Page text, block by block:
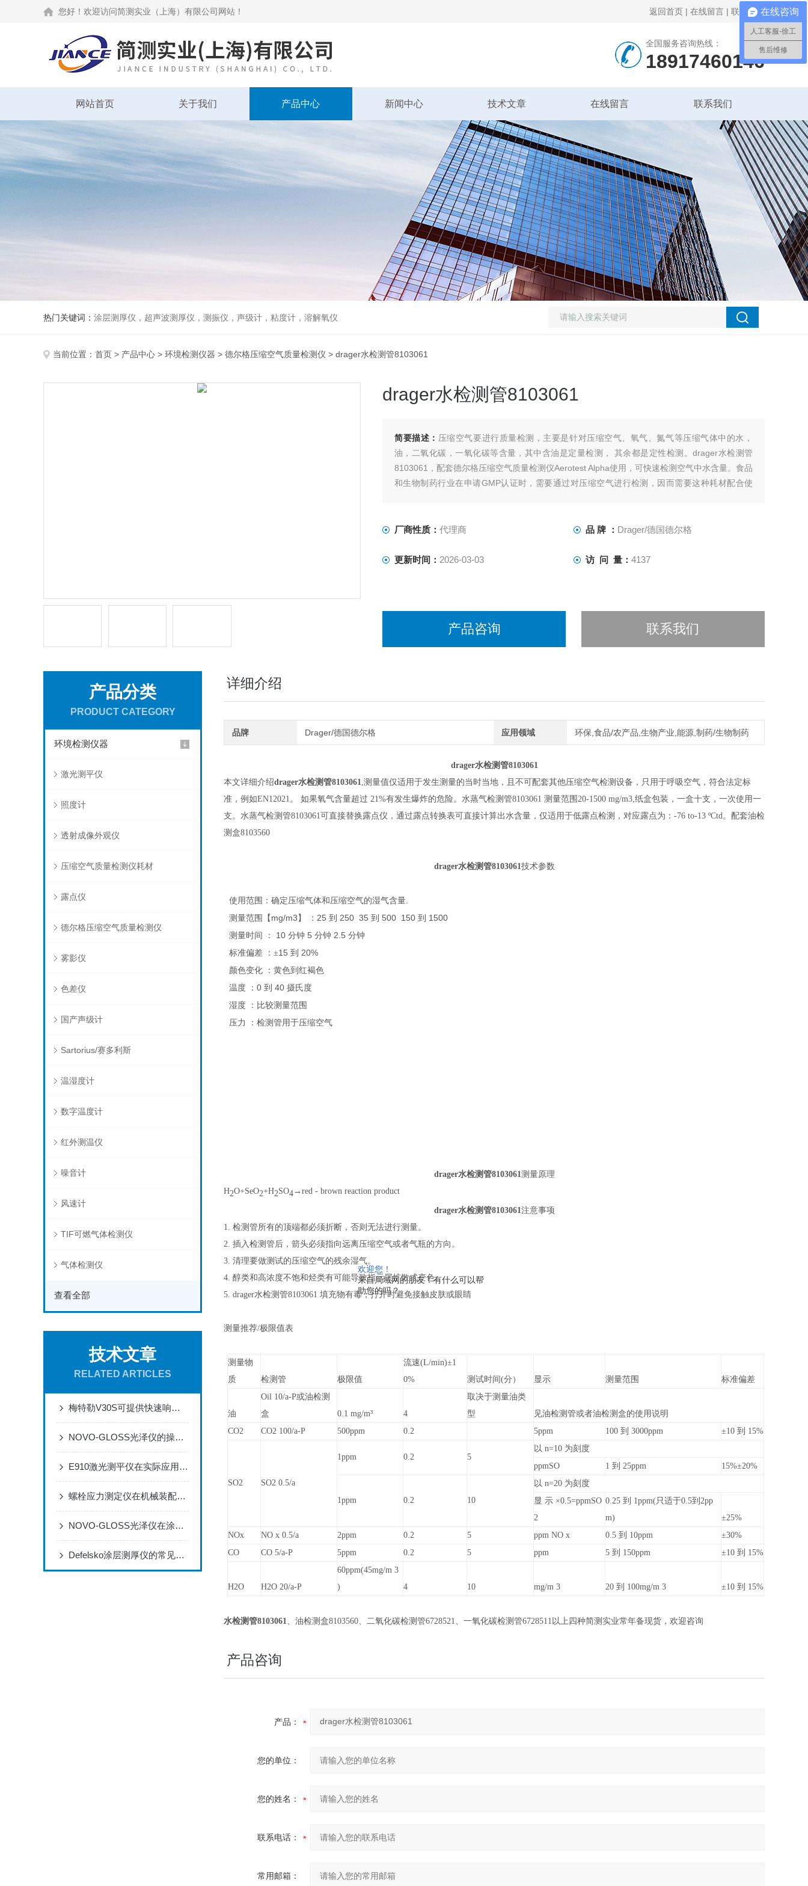
欢迎您！
来自局域网的朋友！有什么可以帮
助您的吗？
您好！欢迎访问简测实业（上海）有限公司网站！ 返回首页 | 在线留言 | 联系我们
全国服务咨询热线：
18917460146
网站首页 关于我们 产品中心 新闻中心 技术文章 在线留言 联系我们
热门关键词： 涂层测厚仪，超声波测厚仪，测振仪，声级计，粘度计，溶解氧仪
当前位置： 首页 > 产品中心 > 环境检测仪器 > 德尔格压缩空气质量检测仪 > drager水检测管8103061
drager水检测管8103061
简要描述： 压缩空气要进行质量检测，主要是针对压缩空气、氧气、氮气等压缩气体中的水，
油，二氧化碳，一氧化碳等含量，其中含油是定量检测， 其余都是定性检测。drager水检测管
8103061，配套德尔格压缩空气质量检测仪Aerotest Alpha使用，可快速检测空气中水含量。食品
和生物制药行业在申请GMP认证时，需要通过对压缩空气进行检测，因而需要这种耗材配合使
厂商性质： 代理商 品 牌 ： Drager/德国德尔格
更新时间： 2026-03-03 访 问 量： 4137
产品咨询 联系我们
产品分类
PRODUCT CATEGORY
环境检测仪器
激光测平仪
照度计
透射成像外观仪
压缩空气质量检测仪耗材
露点仪
德尔格压缩空气质量检测仪
雾影仪
色差仪
国产声级计
Sartorius/赛多利斯
温湿度计
数字温度计
红外测温仪
噪音计
风速计
TIF可燃气体检测仪
气体检测仪
查看全部
技术文章
RELATED ARTICLES
梅特勒V30S可提供快速响应的质量测量通道
NOVO-GLOSS光泽仪的操作与运维规范
E910激光测平仪在实际应用场景中的作用体现
螺栓应力测定仪在机械装配过程中的作用
NOVO-GLOSS光泽仪在涂料生产和检测过程中的应用
Defelsko涂层测厚仪的常见应用有哪些？
详细介绍
品牌 Drager/德国德尔格 应用领域 环保,食品/农产品,生物产业,能源,制药/生物制药
drager水检测管8103061
本文详细介绍drager水检测管8103061,测量值仅适用于发生测量的当时当地，且不可配套其他压缩空气检测设备，只用于呼吸空气，符合法定标
准，例如EN12021。 如果氧气含量超过 21%有发生爆炸的危险。水蒸气检测管8103061 测量范围20-1500 mg/m3,纸盒包装，一盒十支，一次使用一
支。水蒸气检测管8103061可直接替换露点仪，通过露点转换表可直接计算出水含量，仅适用于低露点检测，对应露点为：-76 to-13 ºCtd。配套油检
测盒8103560
drager水检测管8103061技术参数
使用范围 ： 确定压缩气体和压缩空气的湿气含量
测量范围【 mg/m3 】 ： 25 到 250 35 到 500 150 到 1500
测量时间 ： 10 分钟 5 分钟 2.5 分钟
标准偏差
：±15 到 20%
颜色变化
：黄色到红褐色
温度
： 0 到 40 摄氏度
湿度
：比较测量范围
压力
：检测管用于压缩空气
drager水检测管8103061测量原理
H2O+SeO2+H2SO4→red - brown reaction product
drager水检测管8103061 注意事项
1. 检测管所有的顶端都必须折断，否则无法进行测量。
2. 插入检测管后，箭头必须指向远离压缩空气或者气瓶的方向。
3. 清理要做测试的压缩空气的残余湿气。
4. 醇类和高浓度不饱和烃类有可能导致指示层扩散式变色。
5. drager水检测管8103061 填充物有毒，打开时避免接触皮肤或眼睛
测量推荐/极限值表
测量物
质
检测管 极限值
流速(L/min)±1
0%
测试时间(分） 显示 测量范围 标准偏差
油
Oil 10/a-P或油检测
盒
0.1 mg/m³ 4
取决于测量油类
型
见油检测管或者油检测盒的使用说明
CO2
CO2 100/a-P 500ppm 0.2 5ppm 100 到 3000ppm ±10 到 15%
SO2 SO2 0.5/a
1ppm 0.2 5
以 n=10 为刻度
ppmSO
1 到 25ppm 15%±20%
1ppm 0.2 10
以 n=20 为刻度
显 示 ×0.5=ppmSO
2
0.25 到 1ppm(只适于0.5到2pp
m)
±25%
NOx
NO x 0.5/a 2ppm 0.2 5 ppm NO x 0.5 到 10ppm
±30%
CO
CO 5/a-P 5ppm 0.2 5 ppm 5 到 150ppm ±10 到 15%
H2O H2O 20/a-P
60ppm(45mg/m 3
)
4 10 mg/m 3 20 到 100mg/m 3 ±10 到 15%
水检测管8103061 、油检测盒8103560、二氧化碳检测管6728521、一氧化碳检测管6728511以上四种简测实业常年备现货，欢迎咨询
产品咨询
产品：
您的单位：
您的姓名：
联系电话：
常用邮箱：
在线咨询
人工客服-徐工
售后维修